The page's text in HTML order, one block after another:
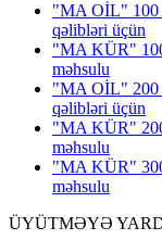
"MA OİL" 100
qəlibləri üçün
"MA KÜR" 100
məhsulu
"MA OİL" 200
qəlibləri üçün
"MA KÜR" 200
məhsulu
"MA KÜR" 300
məhsulu
ÜYÜTMƏYƏ